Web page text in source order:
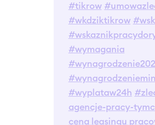
#tikrow
#wkdziktikrow
#wymagania
#wyplataw24h
agencje-pracy-
cena leasingu